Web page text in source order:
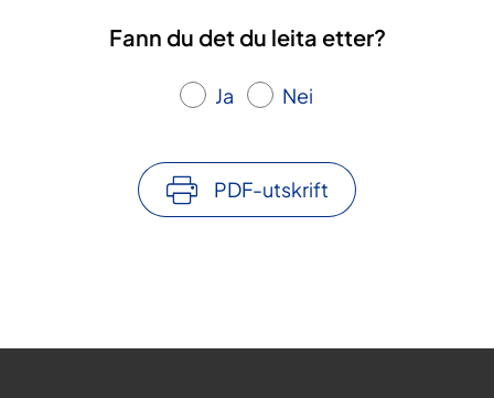
Fann du det du leita etter?
Ja Nei
PDF-utskrift